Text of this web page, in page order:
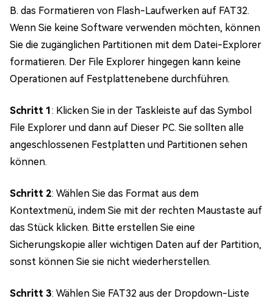
B. das Formatieren von Flash-Laufwerken auf FAT32.
Wenn Sie keine Software verwenden möchten, können
Sie die zugänglichen Partitionen mit dem Datei-Explorer
formatieren. Der File Explorer hingegen kann keine
Operationen auf Festplattenebene durchführen.
Schritt 1: Klicken Sie in der Taskleiste auf das Symbol
File Explorer und dann auf Dieser PC. Sie sollten alle
angeschlossenen Festplatten und Partitionen sehen
können.
Schritt 2: Wählen Sie das Format aus dem
Kontextmenü, indem Sie mit der rechten Maustaste auf
das Stück klicken. Bitte erstellen Sie eine
Sicherungskopie aller wichtigen Daten auf der Partition,
sonst können Sie sie nicht wiederherstellen.
Schritt 3: Wählen Sie FAT32 aus der Dropdown-Liste